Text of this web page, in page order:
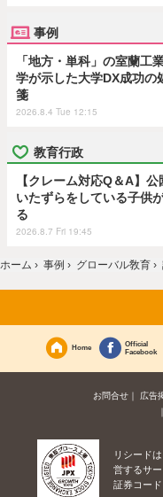
事例
「地方・単科」の室蘭工
学が示した大学DX成功の
箋
2026.8.4 Tue 12:15
教育行政
【クレーム対応Q＆A】公
いたずらをしている子供
る
2026.8.7 Fri 19:45
ホーム › 事例 › グローバル敎育 ›
Home
Official
Facebook
お問合せ 広告
リシード
営するサー
証券コー